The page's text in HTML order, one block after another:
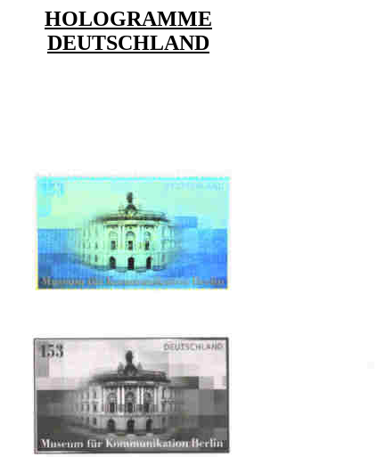
HOLOGRAMME
DEUTSCHLAND